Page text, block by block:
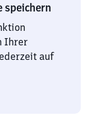
speichern
Ihrer
auf